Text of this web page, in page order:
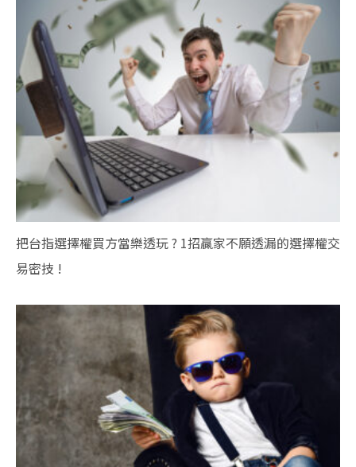
把台指選擇權買方當樂透玩 ? 1招贏家不願透漏的選擇權交
易密技 !